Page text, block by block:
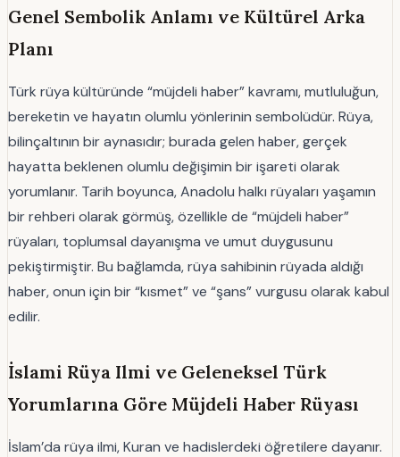
Genel Sembolik Anlamı ve Kültürel Arka
Planı
Türk rüya kültüründe “müjdeli haber” kavramı, mutluluğun,
bereketin ve hayatın olumlu yönlerinin sembolüdür. Rüya,
bilinçaltının bir aynasıdır; burada gelen haber, gerçek
hayatta beklenen olumlu değişimin bir işareti olarak
yorumlanır. Tarih boyunca, Anadolu halkı rüyaları yaşamın
bir rehberi olarak görmüş, özellikle de “müjdeli haber”
rüyaları, toplumsal dayanışma ve umut duygusunu
pekiştirmiştir. Bu bağlamda, rüya sahibinin rüyada aldığı
haber, onun için bir “kısmet” ve “şans” vurgusu olarak kabul
edilir.
İslami Rüya Ilmi ve Geleneksel Türk
Yorumlarına Göre Müjdeli Haber Rüyası
İslam’da rüya ilmi, Kuran ve hadislerdeki öğretilere dayanır.